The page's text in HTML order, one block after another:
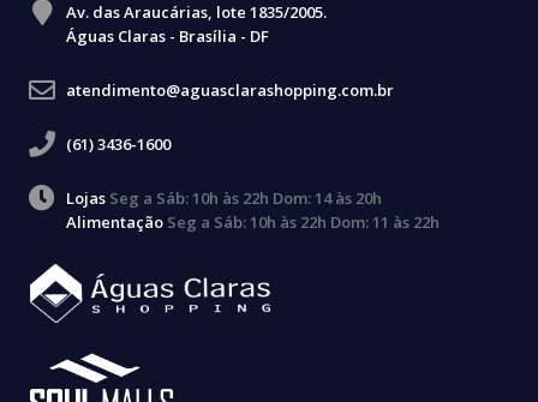
Av. das Araucárias, lote 1835/2005.
Águas Claras - Brasília - DF
atendimento@aguasclarashopping.com.br
(61) 3436-1600
Lojas Seg a Sáb: 10h às 22h Dom: 14 às 20h
Alimentação Seg a Sáb: 10h às 22h Dom: 11 às 22h